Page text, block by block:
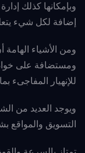
وبإمكانها كذلك
إضافة لكل شيء
ومن الأشياء
ومستضافة على
للإنهيار
ويوجد العديد من
التسويق والمواقع